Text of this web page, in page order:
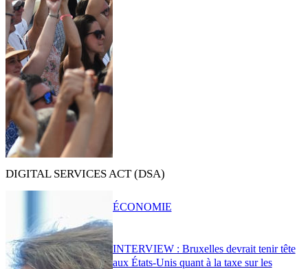
DIGITAL SERVICES ACT (DSA)
INTERVIEW : Bruxelles devrait tenir tête
aux États-Unis quant à la taxe sur les
ÉCONOMIE